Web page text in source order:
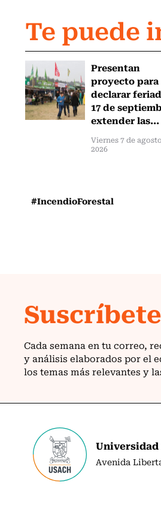
Te puede
Presentan
proyecto para
declarar
17 de
extender las...
Viernes 7 de
2026
#IncendioForestal
Universidad
Avenida